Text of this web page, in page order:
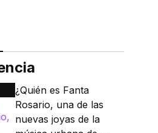
¿Quién es Fanta
Rosario, una de las
nuevas joyas de la